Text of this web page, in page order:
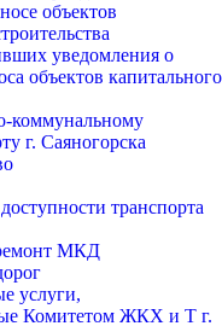
объектов
уведомления о
объектов капитального
коммунальному
г. Саяногорска
транспорта
МКД
услуги,
Комитетом ЖКХ и Т г.